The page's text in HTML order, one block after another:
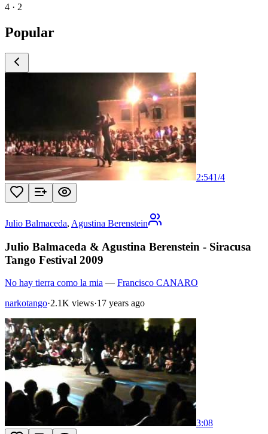
4 · 2
Popular
2:541/4
Julio Balmaceda, Agustina Berenstein
Julio Balmaceda & Agustina Berenstein - Siracusa
Tango Festival 2009
No hay tierra como la mia — Francisco CANARO
narkotango·2.1K views·17 years ago
3:08